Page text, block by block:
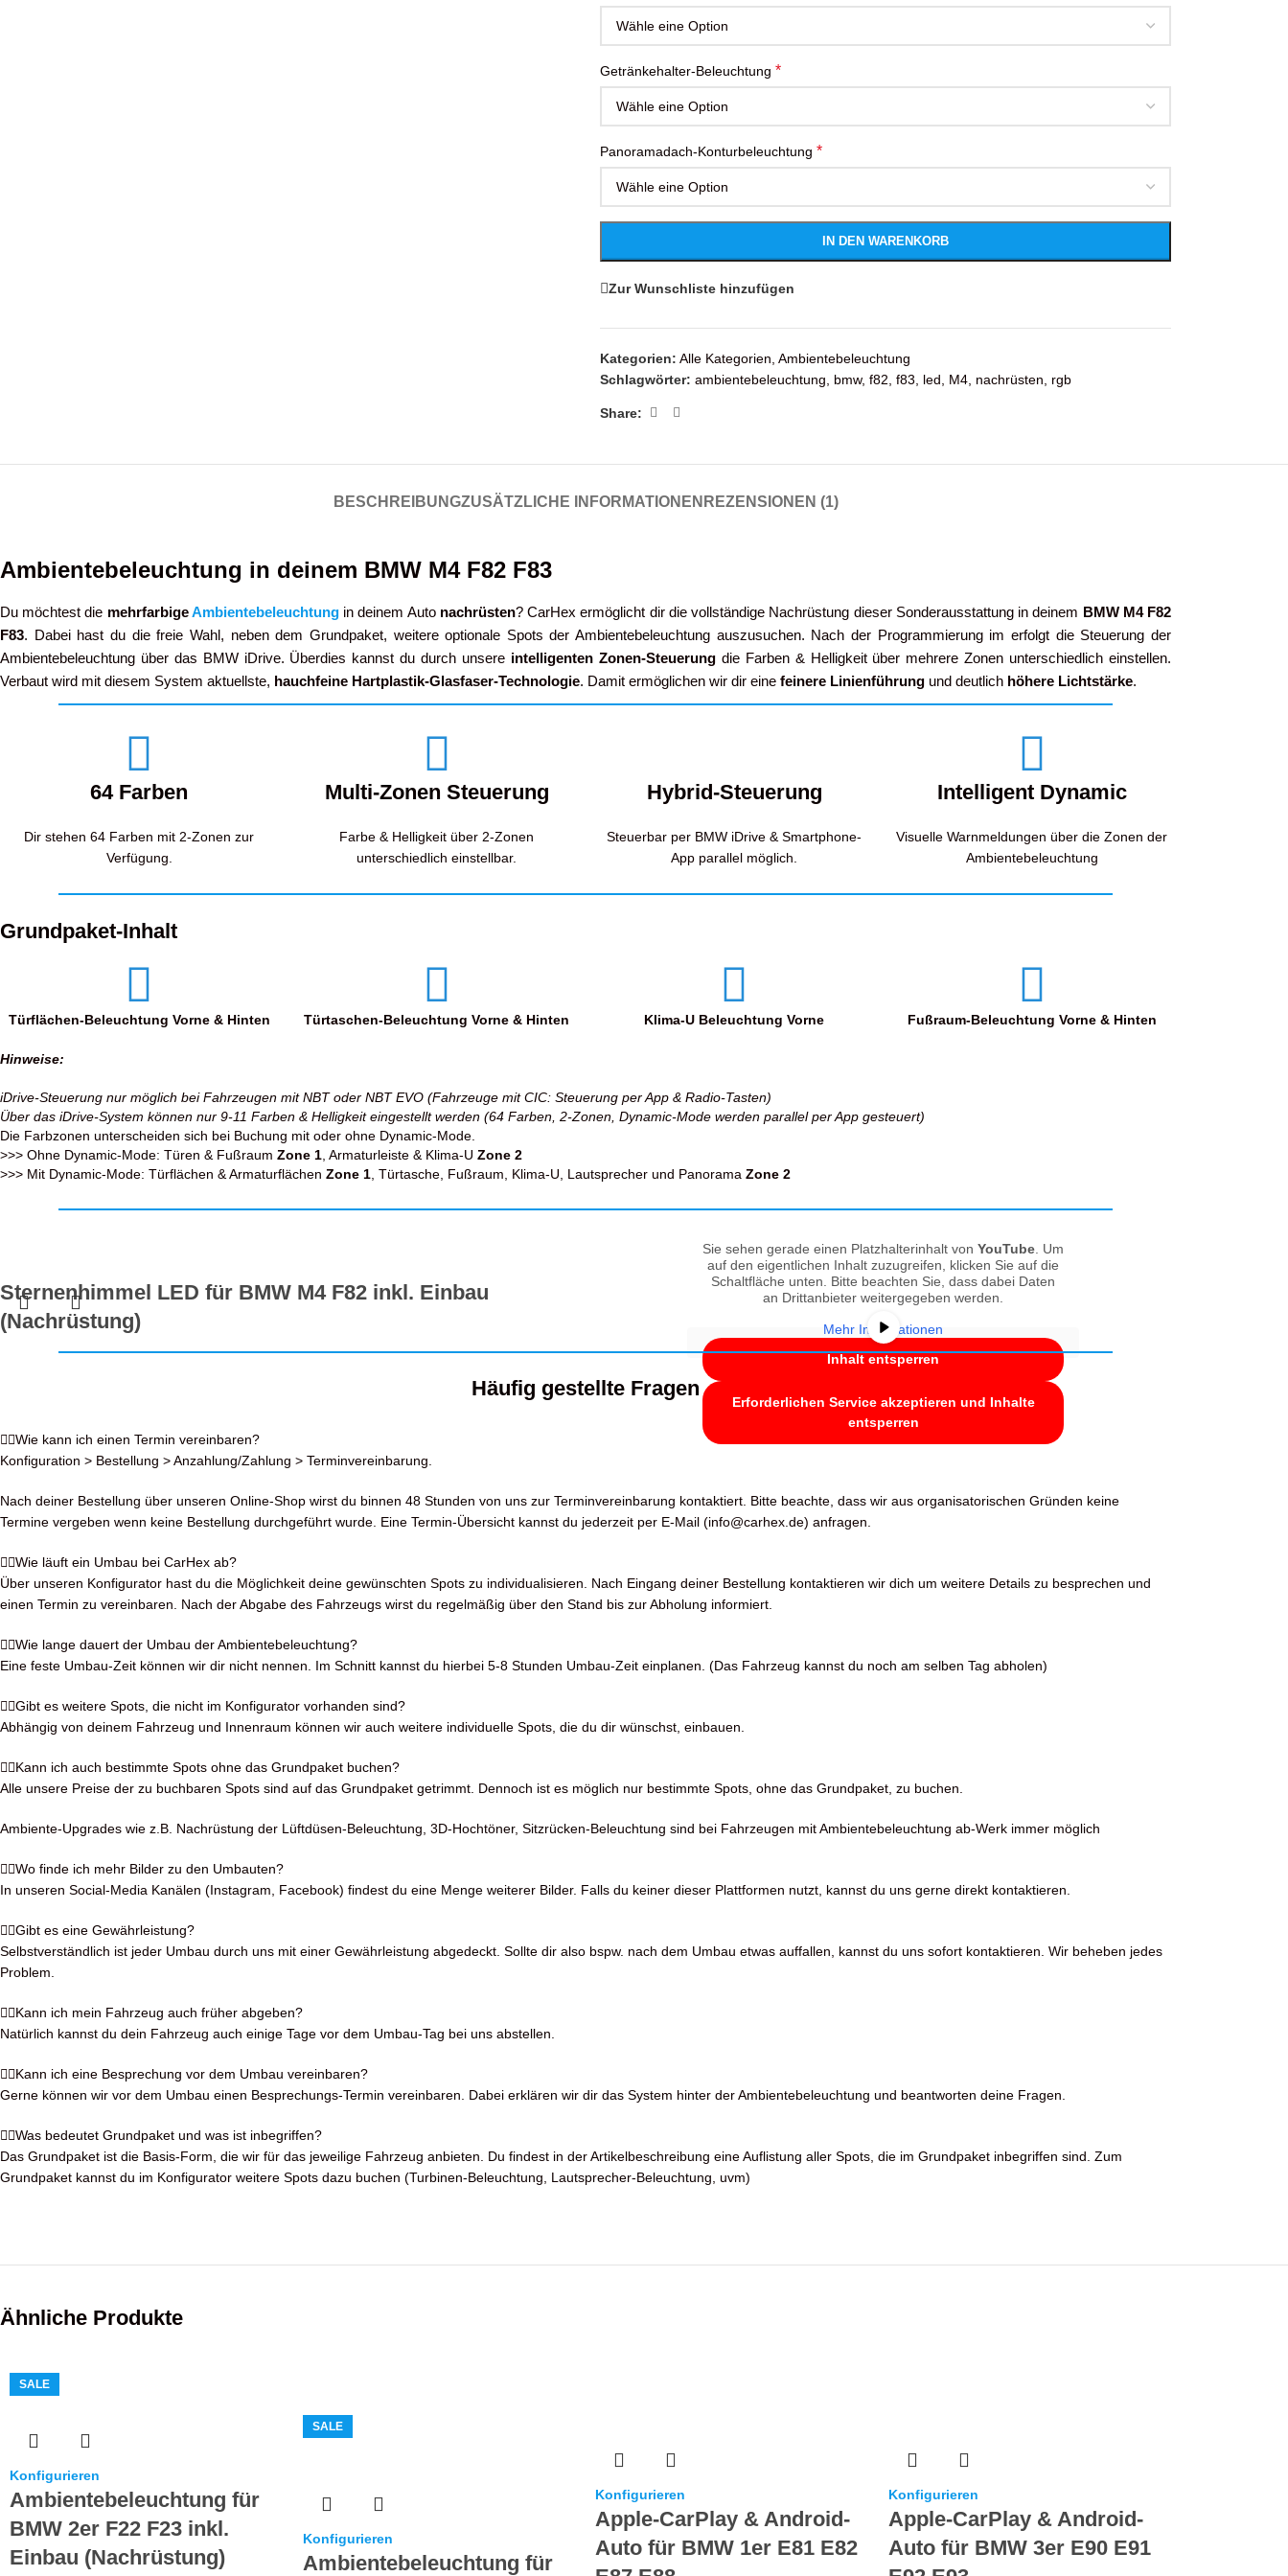
Getränkehalter-Beleuchtung *
Panoramadach-Konturbeleuchtung *
IN DEN WARENKORB
Zur Wunschliste hinzufügen
Kategorien: Alle Kategorien, Ambientebeleuchtung
Schlagwörter: ambientebeleuchtung, bmw, f82, f83, led, M4, nachrüsten, rgb
Share:
BESCHREIBUNGZUSÄTZLICHE INFORMATIONEN REZENSIONEN (1)
Ambientebeleuchtung in deinem BMW M4 F82 F83
Du möchtest die mehrfarbigeAmbientebeleuchtungin deinem Auto nachrüsten? CarHex ermöglicht dir die vollständige Nachrüstung dieser Sonderausstattung in deinem BMW M4 F82
F83. Dabei hast du die freie Wahl, neben dem Grundpaket, weitere optionale Spots der Ambientebeleuchtung auszusuchen. Nach der Programmierung im erfolgt die Steuerung der
Ambientebeleuchtung über das BMW iDrive. Überdies kannst du durch unsere intelligenten Zonen-Steuerungdie Farben & Helligkeit über mehrere Zonen unterschiedlich einstellen.
Verbaut wird mit diesem System aktuellste, hauchfeine Hartplastik-Glasfaser-Technologie. Damit ermöglichen wir dir eine feinere Linienführung und deutlich höhere Lichtstärke.
64 Farben
Dir stehen 64 Farben mit 2-Zonen zur
Verfügung.
Multi-Zonen Steuerung
Farbe & Helligkeit über 2-Zonen
unterschiedlich einstellbar.
Hybrid-Steuerung
Steuerbar per BMW iDrive & Smartphone-
App parallel möglich.
Intelligent Dynamic
Visuelle Warnmeldungen über die Zonen der
Ambientebeleuchtung
Grundpaket-Inhalt
Türflächen-Beleuchtung Vorne & Hinten Türtaschen-Beleuchtung Vorne & Hinten Klima-U Beleuchtung Vorne Fußraum-Beleuchtung Vorne & Hinten
Hinweise:
iDrive-Steuerung nur möglich bei Fahrzeugen mit NBT oder NBT EVO (Fahrzeuge mit CIC: Steuerung per App & Radio-Tasten)
Über das iDrive-System können nur 9-11 Farben & Helligkeit eingestellt werden (64 Farben, 2-Zonen, Dynamic-Mode werden parallel per App gesteuert)
Die Farbzonen unterscheiden sich bei Buchung mit oder ohne Dynamic-Mode.
>>> Ohne Dynamic-Mode: Türen & Fußraum Zone 1 , Armaturleiste & Klima-U Zone 2
>>> Mit Dynamic-Mode: Türflächen & Armaturflächen Zone 1 , Türtasche, Fußraum, Klima-U, Lautsprecher und Panorama Zone 2
Sternenhimmel LED für BMW M4 F82 inkl. Einbau
(Nachrüstung)
Sie sehen gerade einen Platzhalterinhalt von YouTube . Um
auf den eigentlichen Inhalt zuzugreifen, klicken Sie auf die
Schaltfläche unten. Bitte beachten Sie, dass dabei Daten
an Drittanbieter weitergegeben werden.
Mehr Informationen
Inhalt entsperren
Erforderlichen Service akzeptieren und Inhalte
entsperren
Häufig gestellte Fragen
Wie kann ich einen Termin vereinbaren?
Konfiguration > Bestellung > Anzahlung/Zahlung > Terminvereinbarung.
Nach deiner Bestellung über unseren Online-Shop wirst du binnen 48 Stunden von uns zur Terminvereinbarung kontaktiert. Bitte beachte, dass wir aus organisatorischen Gründen keine
Termine vergeben wenn keine Bestellung durchgeführt wurde. Eine Termin-Übersicht kannst du jederzeit per E-Mail (info@carhex.de) anfragen.
Wie läuft ein Umbau bei CarHex ab?
Über unseren Konfigurator hast du die Möglichkeit deine gewünschten Spots zu individualisieren. Nach Eingang deiner Bestellung kontaktieren wir dich um weitere Details zu besprechen und
einen Termin zu vereinbaren. Nach der Abgabe des Fahrzeugs wirst du regelmäßig über den Stand bis zur Abholung informiert.
Wie lange dauert der Umbau der Ambientebeleuchtung?
Eine feste Umbau-Zeit können wir dir nicht nennen. Im Schnitt kannst du hierbei 5-8 Stunden Umbau-Zeit einplanen. (Das Fahrzeug kannst du noch am selben Tag abholen)
Gibt es weitere Spots, die nicht im Konfigurator vorhanden sind?
Abhängig von deinem Fahrzeug und Innenraum können wir auch weitere individuelle Spots, die du dir wünschst, einbauen.
Kann ich auch bestimmte Spots ohne das Grundpaket buchen?
Alle unsere Preise der zu buchbaren Spots sind auf das Grundpaket getrimmt. Dennoch ist es möglich nur bestimmte Spots, ohne das Grundpaket, zu buchen.
Ambiente-Upgrades wie z.B. Nachrüstung der Lüftdüsen-Beleuchtung, 3D-Hochtöner, Sitzrücken-Beleuchtung sind bei Fahrzeugen mit Ambientebeleuchtung ab-Werk immer möglich
Wo finde ich mehr Bilder zu den Umbauten?
In unseren Social-Media Kanälen (Instagram, Facebook) findest du eine Menge weiterer Bilder. Falls du keiner dieser Plattformen nutzt, kannst du uns gerne direkt kontaktieren.
Gibt es eine Gewährleistung?
Selbstverständlich ist jeder Umbau durch uns mit einer Gewährleistung abgedeckt. Sollte dir also bspw. nach dem Umbau etwas auffallen, kannst du uns sofort kontaktieren. Wir beheben jedes
Problem.
Kann ich mein Fahrzeug auch früher abgeben?
Natürlich kannst du dein Fahrzeug auch einige Tage vor dem Umbau-Tag bei uns abstellen.
Kann ich eine Besprechung vor dem Umbau vereinbaren?
Gerne können wir vor dem Umbau einen Besprechungs-Termin vereinbaren. Dabei erklären wir dir das System hinter der Ambientebeleuchtung und beantworten deine Fragen.
Was bedeutet Grundpaket und was ist inbegriffen?
Das Grundpaket ist die Basis-Form, die wir für das jeweilige Fahrzeug anbieten. Du findest in der Artikelbeschreibung eine Auflistung aller Spots, die im Grundpaket inbegriffen sind. Zum
Grundpaket kannst du im Konfigurator weitere Spots dazu buchen (Turbinen-Beleuchtung, Lautsprecher-Beleuchtung, uvm)
Ähnliche Produkte
SALE
Konfigurieren
Ambientebeleuchtung für
BMW 2er F22 F23 inkl.
Einbau (Nachrüstung)
SALE
Konfigurieren
Ambientebeleuchtung für
Konfigurieren
Apple-CarPlay & Android-
Auto für BMW 1er E81 E82
Konfigurieren
Apple-CarPlay & Android-
Auto für BMW 3er E90 E91